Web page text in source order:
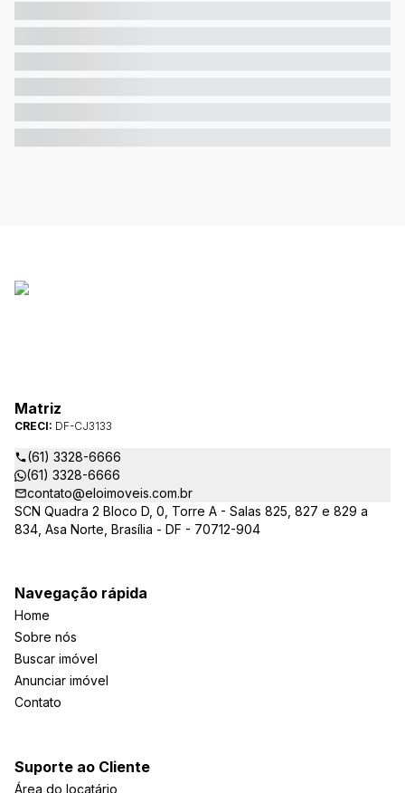
Matriz
CRECI: DF-CJ3133
(61) 3328-6666
(61) 3328-6666
contato@eloimoveis.com.br
SCN Quadra 2 Bloco D, 0, Torre A - Salas 825, 827 e 829 a
834, Asa Norte, Brasília - DF - 70712-904
Navegação rápida
Home
Sobre nós
Buscar imóvel
Anunciar imóvel
Contato
Suporte ao Cliente
Área do locatário